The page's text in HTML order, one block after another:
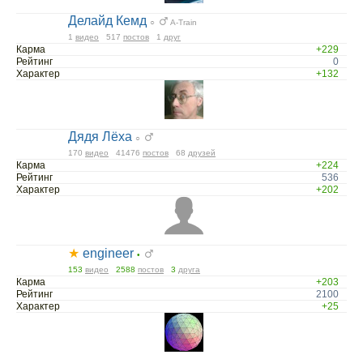
Делайд Кемд ○
A-Train
1 видео 517 постов 1 друг
Карма
+229
Рейтинг
0
Характер
+132
Дядя Лёха ○
170 видео 41476 постов 68 друзей
Карма
+224
Рейтинг
536
Характер
+202
★ engineer •
153 видео 2588 постов 3 друга
Карма
+203
Рейтинг
2100
Характер
+25